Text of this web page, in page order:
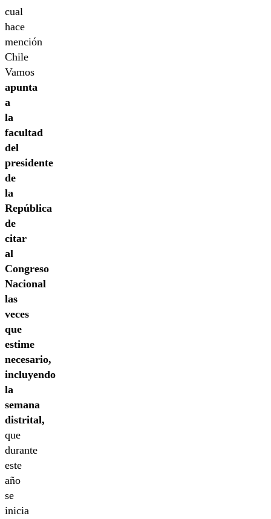
cual
hace
mención
Chile
Vamos
apunta
a
la
facultad
del
presidente
de
la
República
de
citar
al
Congreso
Nacional
las
veces
que
estime
necesario,
incluyendo
la
semana
distrital,
que
durante
este
año
se
inicia